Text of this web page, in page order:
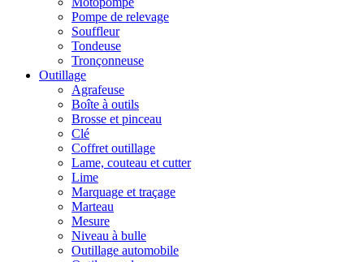
Pompe de relevage
Souffleur
Tondeuse
Tronçonneuse
Outillage
Agrafeuse
Boîte à outils
Brosse et pinceau
Clé
Coffret outillage
Lame, couteau et cutter
Lime
Marquage et traçage
Marteau
Mesure
Niveau à bulle
Outillage automobile